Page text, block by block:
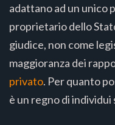
adattano ad un unico
proprietario dello
giudice, non come
maggioranza dei
privato. Per quanto
è un regno di individui